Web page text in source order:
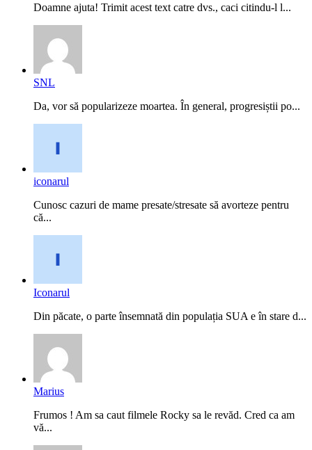
Doamne ajuta! Trimit acest text catre dvs., caci citindu-l l...
SNL
Da, vor să popularizeze moartea. În general, progresiștii po...
iconarul
Cunosc cazuri de mame presate/stresate să avorteze pentru
că...
Iconarul
Din păcate, o parte însemnată din populația SUA e în stare d...
Marius
Frumos ! Am sa caut filmele Rocky sa le revăd. Cred ca am
vă...